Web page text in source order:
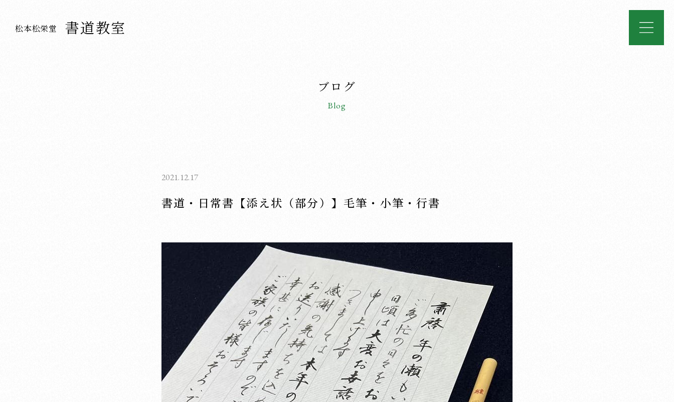
松本松栄堂 書道教室
ブログ
Blog
2021.12.17
書道・日常書【添え状（部分）】毛筆・小筆・行書